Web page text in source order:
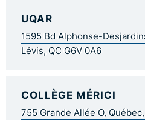
UQAR
1595 Bd Alphonse-
Lévis, QC G6V 0A6
COLLÈGE MÉRICI
755 Grande Allée O,